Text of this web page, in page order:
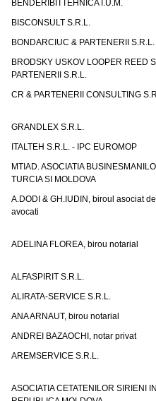
BENDERIBITTEHNICA I.U.M.
BISCONSULT S.R.L.
BONDARCIUC & PARTENERII S.R.L.
BRODSKY USKOV LOOPER REED
PARTENERII S.R.L.
CR & PARTENERII CONSULTING
GRANDLEX S.R.L.
ITALTEH S.R.L. - IPC EUROMOP
MTIAD. ASOCIATIA
TURCIA SI MOLDOVA
A.DODI & GH.IUDIN, biroul asociat de
avocati
ADELINA FLOREA, birou notarial
ALFASPIRIT S.R.L.
ALIRATA-SERVICE S.R.L.
ANA ARNAUT, birou notarial
ANDREI BAZAOCHI, notar privat
AREMSERVICE S.R.L.
ASOCIATIA CETATENILOR SIRIENI